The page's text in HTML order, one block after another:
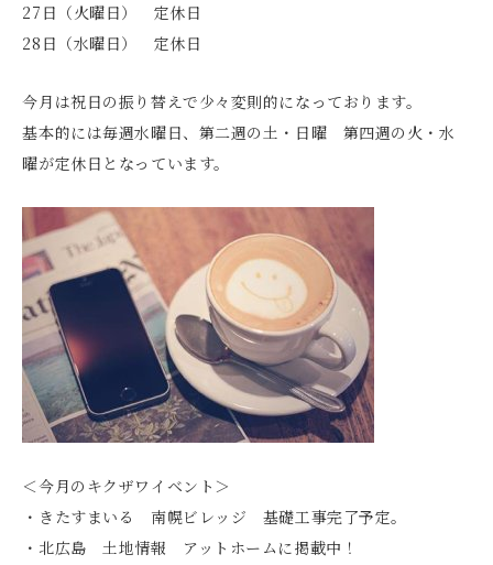
27日（火曜日） 定休日
28日（水曜日） 定休日
今月は祝日の振り替えで少々変則的になっております。
基本的には毎週水曜日、第二週の土・日曜 第四週の火・水
曜が定休日となっています。
＜今月のキクザワイベント＞
・きたすまいる 南幌ビレッジ 基礎工事完了予定。
・北広島 土地情報 アットホームに掲載中！